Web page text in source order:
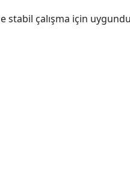
stabil çalışma için